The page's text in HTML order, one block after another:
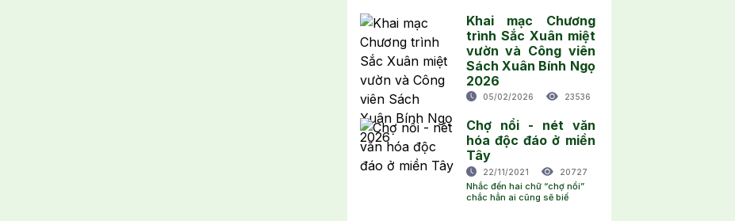
Khai mạc Chương
trình Sắc Xuân miệt
vườn và Công viên
Sách Xuân Bính Ngọ
2026
05/02/2026 23536
Chợ nổi - nét văn
hóa độc đáo ở miền
Tây
22/11/2021 20727
Nhắc đến hai chữ “chợ nổi”
chắc hẳn ai cũng sẽ biế